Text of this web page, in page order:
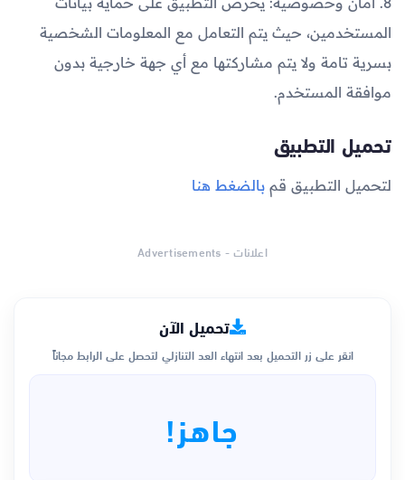
المستخدمين، حيث يتم التعامل مع المعلومات الشخصية
بسرية تامة ولا يتم مشاركتها مع أي جهة خارجية بدون
موافقة المستخدم.
تحميل التطبيق
لتحميل التطبيق قم بالضغط هنا
اعلانات - Advertisements
تحميل الآن
انقر على زر التحميل بعد انتهاء العد التنازلي لتحصل على الرابط مجاناً
جاهز!